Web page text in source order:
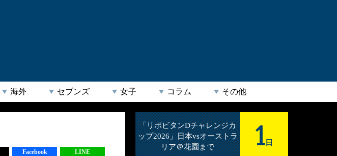
海外 セブンズ 女子 コラム その他
Facebook LINE
「リポビタンDチャレンジカ
ップ2026」日本vsオーストラ
リア＠花園まで
1 日